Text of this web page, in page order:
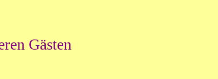
Gästen